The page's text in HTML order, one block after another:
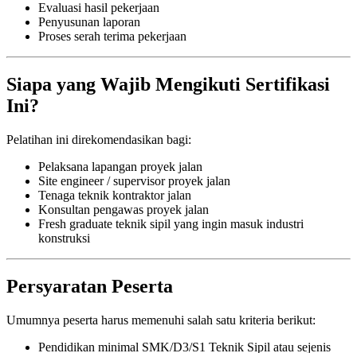
Evaluasi hasil pekerjaan
Penyusunan laporan
Proses serah terima pekerjaan
Siapa yang Wajib Mengikuti Sertifikasi
Ini?
Pelatihan ini direkomendasikan bagi:
Pelaksana lapangan proyek jalan
Site engineer / supervisor proyek jalan
Tenaga teknik kontraktor jalan
Konsultan pengawas proyek jalan
Fresh graduate teknik sipil yang ingin masuk industri
konstruksi
Persyaratan Peserta
Umumnya peserta harus memenuhi salah satu kriteria berikut:
Pendidikan minimal SMK/D3/S1 Teknik Sipil atau sejenis